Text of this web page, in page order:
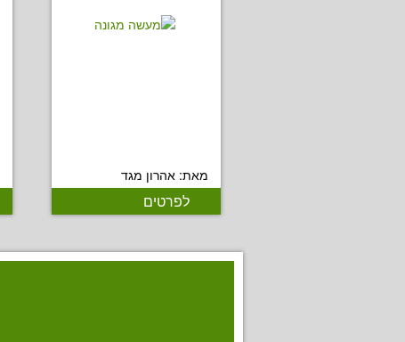
מאת: אהרון מגד
לפרטים